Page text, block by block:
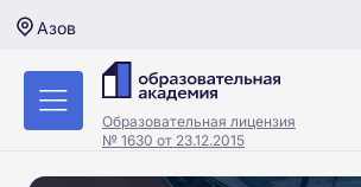
Азов
Образовательная лицензия
№ 1630 от 23.12.2015